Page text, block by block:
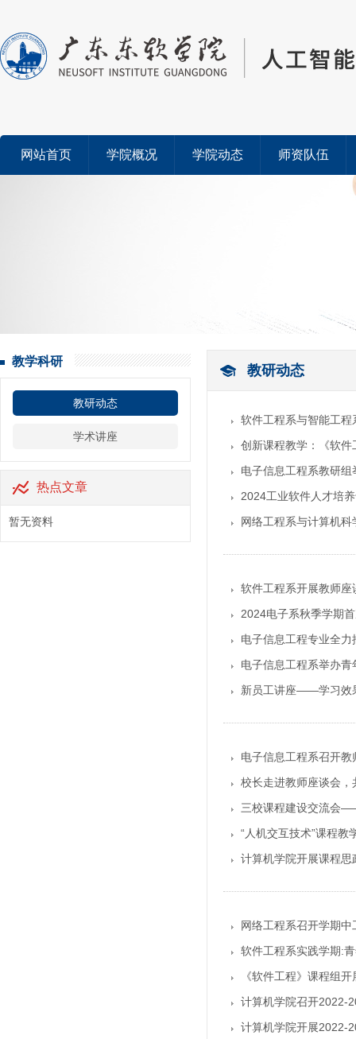
网站首页 学院概况 学院动态 师资队伍
教学科研
教研动态
学术讲座
热点文章
暂无资料
教研动态
软件工程系与智能工
创新课程教学：《软
电子信息工程系教研组
2024工业软件人才培
网络工程系与计算机
软件工程系开展教师
2024电子系秋季学期
电子信息工程专业全
电子信息工程系举办青
新员工讲座——学习效
电子信息工程系召开教
校长走进教师座谈会
三校课程建设交流会
“人机交互技术”课程教
计算机学院开展课程
网络工程系召开学期中
软件工程系实践学期:
《软件工程》课程组
计算机学院召开2022-
计算机学院开展2022-